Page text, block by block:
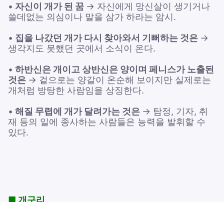
• 자신이 개가 된 꿈 → 자신에게 망신살이 생기거나
쓸데없는 의심이나 말을 삼가 하라는 암시.
• 집을 나갔던 개가 다시 찾아와서 기뻐하는 것은 →
생각지도 못했던 곳에서 소식이 온다.
• 하반신은 개이고 상반신은 양이며 페니스가 노출된
것은 → 겉으로는 양같이 온순해 보이지만 실제로는
개처럼 방탕한 사람임을 상징한다.
• 해질 무렵에 개가 달려가는 것은 → 탐정, 기자, 취
재 등의 일에 종사하는 사람들은 능력을 발휘할 수
있다.
■ 개구리